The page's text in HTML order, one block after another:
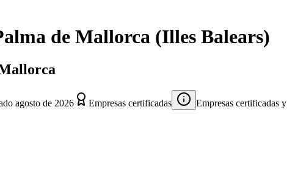
de Mallorca (Illes Balears)
agosto de 2026 Empresas certificadas
Empresas certificadas y